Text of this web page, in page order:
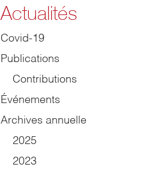
Actualités
Covid-19
Publications
Contributions
Événements
Archives annuelle
2025
2023